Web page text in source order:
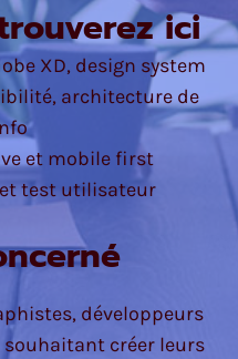
ici
XD, design system
architecture de
et mobile first
test utilisateur
développeurs
créer leurs